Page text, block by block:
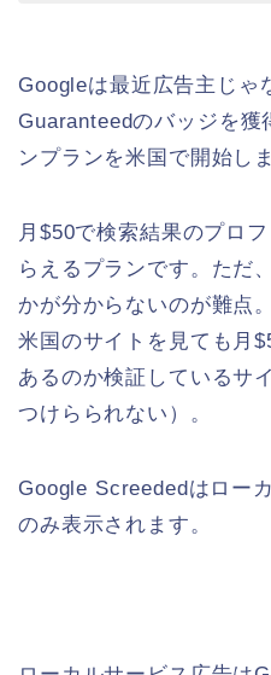
Googleは最近広告主じゃ
Guaranteedのバッジを獲
ンプランを米国で開始し
月$50で検索結果のプロ
らえるプランです。ただ
かが分からないのが難点
米国のサイトを見ても月
あるのか検証しているサ
つけらられない）。
Google Screededはロー
のみ表示されます。